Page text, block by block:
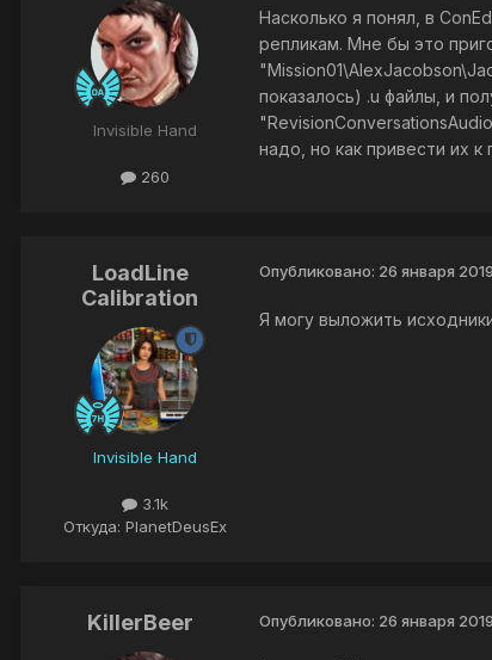
Invisible Hand
260
Насколько я понял, в
репликам. Мне бы это
показалось) .u файлы, и
надо, но как привести их
LoadLine
Calibration
Invisible Hand
3.1k
Откуда: PlanetDeusEx
Опубликовано: 26 января 2019
Я могу выложить
KillerBeer Опубликовано: 26 января 2019